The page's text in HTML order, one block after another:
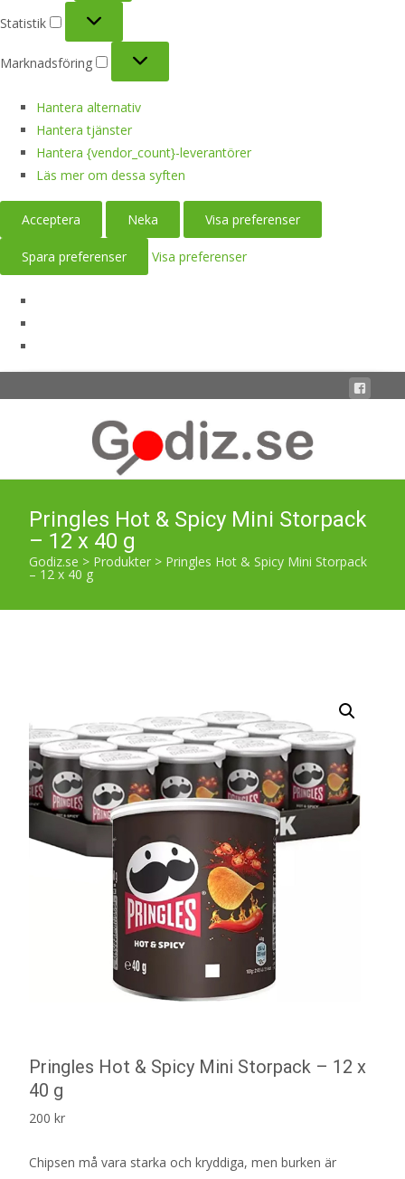
Statistik
Marknadsföring
Hantera alternativ
Hantera tjänster
Hantera {vendor_count}-leverantörer
Läs mer om dessa syften
Acceptera Neka Visa preferenser
Spara preferenser Visa preferenser
Pringles Hot & Spicy Mini Storpack
– 12 x 40 g
Godiz.se > Produkter > Pringles Hot & Spicy Mini Storpack
– 12 x 40 g
Pringles Hot & Spicy Mini Storpack – 12 x
40 g
200 kr
Chipsen må vara starka och kryddiga, men burken är